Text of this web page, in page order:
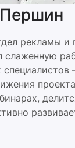
рекламы и
слаженную